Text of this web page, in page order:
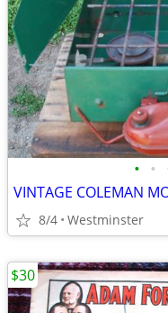
• •
8/4 Westminster
$30